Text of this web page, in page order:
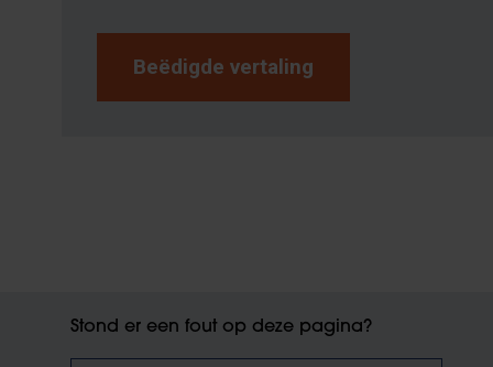
Beëdigde vertaling
Stond er een fout op deze pagina?